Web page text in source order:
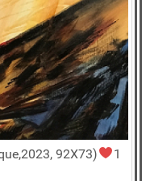
1
92X73)